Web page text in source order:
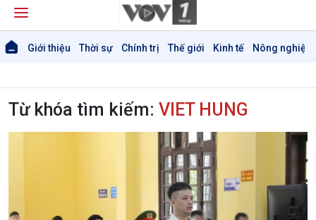
Giới thiệu Thời sự Chính trị Thế giới Kinh tế Nông nghiệp
Từ khóa tìm kiếm: VIET HUNG